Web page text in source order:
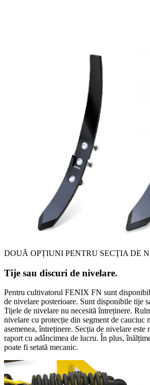
DOUĂ OPȚIUNI PENTRU SECȚIA DE
Tije sau discuri de nivelare.
Pentru cultivatorul FENIX FN sunt
de nivelare posterioare. Sunt disponibile tije
Tijele de nivelare nu necesită întreținere.
nivelare cu protecție din segment de cauciuc
asemenea, întreținere. Secția de nivelare este
raport cu adâncimea de lucru. În plus,
poate fi setată mecanic.